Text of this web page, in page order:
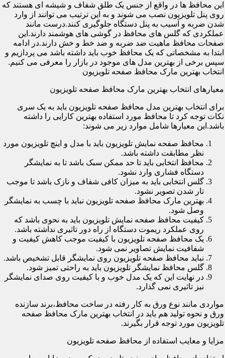
این محافظ ها در واقع از جنس یک طلق شفاف و شیشه ای هستند که
روی پنل تلویزیون نصب می شوند و به این ترتیب می توانند از وارد
شدن ضربه و آسیب به پنل دستگاه جلوگیری کنند.درست مانند
عملکردی که گلس های محافظ در گوشی های هوشمند دارند.این
صفحات محافظ ماهیت ضد ضربه و ضد خط و خش دارند.در ادامه
ابتدا به مشخصاتی که یک محافظ خوب باید داشته باشد می پردازیم و
سپس برخی از بهترین مدل های موجود در بازار را معرفی می کنیم.
انتخاب بهترین مارک محافظ صفحه تلویزیون
معیارهای انتخاب بهترین مارک محافظ صفحه تلویزیون
برای انتخاب بهترین مدل محافظ صفحه تلویزیون باید به یک سری
نکات توجه کرد تا محافظ مورد استفاده بهترین کارایی را داشته
باشد.این معیارها شامل موارد زیر می شوند:
محافظ صفحه نمایش تلویزیون باید با مدل و اینچ تلویزیون مورد
نظر مطابقت داشته باشد.
محافظ انتخابی باید تا حد ممکن سبک باشد تا به نمایشگر
دستگاه فشاری وارد نشود.
گلس انتخابی باید به میزان کافی شفاف و نازک باشد تا موجب
تار شدن تصویر نشود.
بهترین مارک محافظ صفحه تلویزیون نباید با چسب به نمایشگر
وصل شود.
کیفیت محافظ صفحه نمایش تلویزیون باید به نحوی باشد که
روی عملکرد ریموت دستگاه از راه دور تاثیری نداشته باشد.
یک محافظ صفحه تلویزیون با کیفیت موجب کاهش کیفیت و
شفافیت نمایش تصاویر نمی شود.
نباید محافظ صفحه تلویزیون روی نمایشگر قابل تشخیص باشد.
گلس محافظ نمایشگر تلویزیون باید به راحتی تمیز شود.
در نهایت این که یک مدل خوب و با کیفیت روی صدای نمایشگر
نیز تاثیری نمی گذارد.
مواردی مانند نوع ورق به کار رفته در ساخت محافظ،برند سازنده
ورق و نحوه تولید هم باید در انتخاب بهترین مارک محافظ صفحه
تلویزیون مورد توجه قرار بگیرند.
مزایا و معایب استفاده از محافظ صفحه تلویزیون